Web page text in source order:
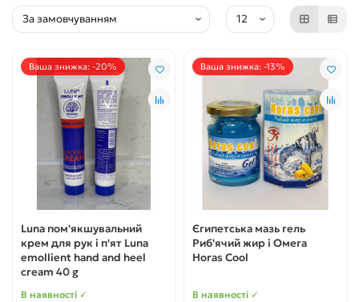
Ваша знижка: -20%
Luna пом'якшувальний
крем для рук і п'ят Luna
emollient hand and heel
cream 40 g
В наявності ✓
Ваша знижка: -13%
Єгипетська мазь гель
Риб'ячий жир і Омега
Horas Cool
В наявності ✓